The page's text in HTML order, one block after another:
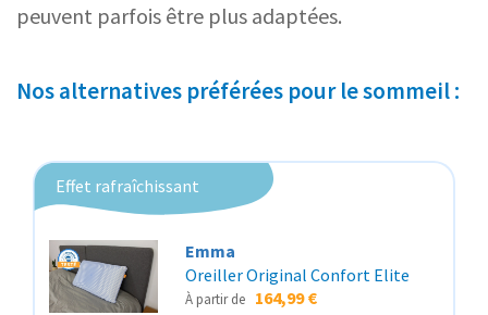
peuvent parfois être plus adaptées.
Nos alternatives préférées pour le sommeil :
Effet rafraîchissant
Emma
Oreiller Original Confort Elite
À partir de 164,99 €